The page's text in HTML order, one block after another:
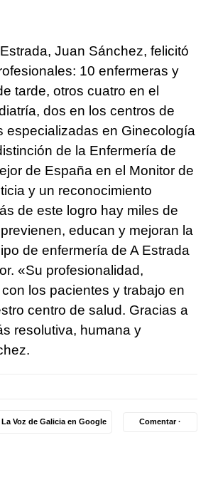
Juan Sánchez, felicitó
10 enfermeras y
tarde, otros cuatro en el
dos en los centros de
especializadas en Ginecología
de la Enfermería de
de España en el Monitor de
y un reconocimiento
de este logro hay miles de
educan y mejoran la
de enfermería de A Estrada
«Su profesionalidad,
los pacientes y trabajo en
centro de salud. Gracias a
resolutiva, humana y
Voz de Galicia en Google Comentar ·